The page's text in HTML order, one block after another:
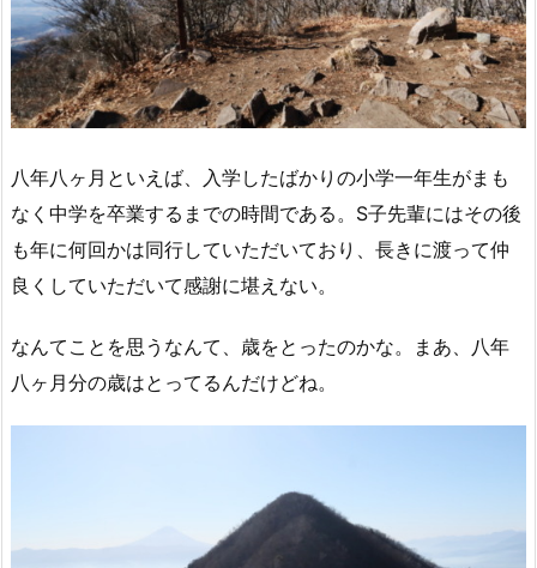
八年八ヶ月といえば、入学したばかりの小学一年生がまも
なく中学を卒業するまでの時間である。S子先輩にはその後
も年に何回かは同行していただいており、長きに渡って仲
良くしていただいて感謝に堪えない。
なんてことを思うなんて、歳をとったのかな。まあ、八年
八ヶ月分の歳はとってるんだけどね。